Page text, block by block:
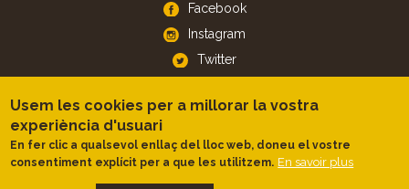
Facebook
Instagram
Twitter
APP
iOS
Android
Usem les cookies per a millorar la vostra
experiència d'usuari
En fer clic a qualsevol enllaç del lloc web, doneu el vostre
consentiment explícit per a que les utilitzem. En savoir plus